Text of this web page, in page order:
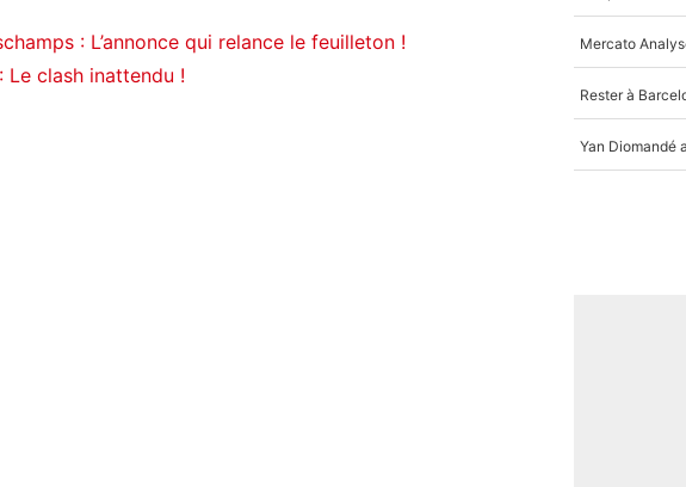
: L’annonce qui relance le feuilleton !
Le clash inattendu !